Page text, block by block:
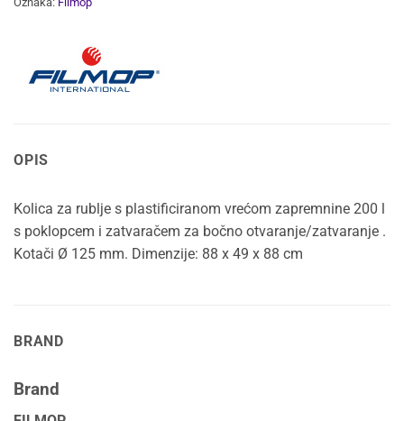
OPIS
Kolica za rublje s plastificiranom vrećom zapremnine 200 l
s poklopcem i zatvaračem za bočno otvaranje/zatvaranje .
Kotači Ø 125 mm. Dimenzije: 88 x 49 x 88 cm
BRAND
Brand